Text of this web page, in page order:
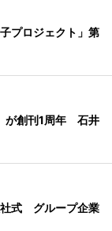
プロジェクト」第
が創刊1周年 石井
社式 グループ企業